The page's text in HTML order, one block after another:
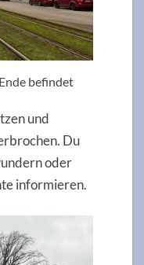
befindet
und
Du
oder
informieren.